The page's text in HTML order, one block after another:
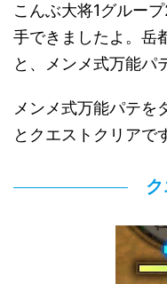
こんぶ大将1グルー
手できましたよ。岳
と、メンメ式万能パ
メンメ式万能パテを
とクエストクリアで